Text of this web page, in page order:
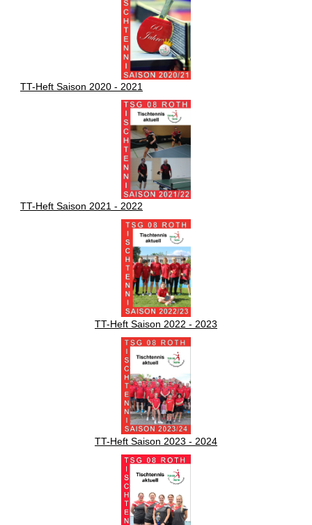
TT-Heft Saison 2020 - 2021
TT-Heft Saison 2021 - 2022
TT-Heft Saison 2022 - 2023
TT-Heft Saison 2023 - 2024